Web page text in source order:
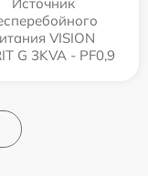
VISION
G 3KVA - PF0,9